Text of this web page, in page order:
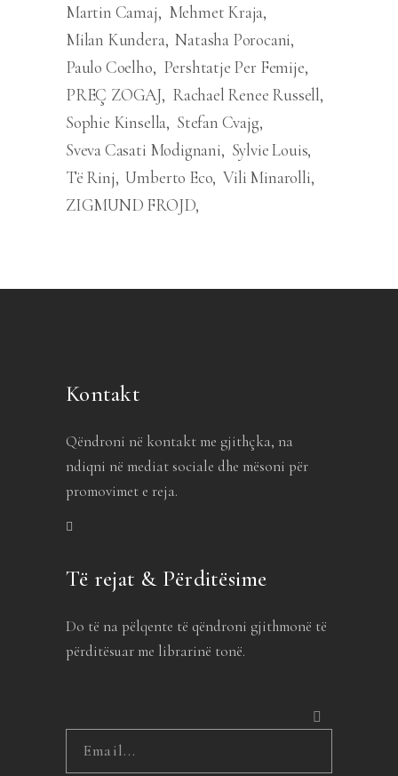
Martin Camaj
Mehmet Kraja
Milan Kundera Natasha Porocani
Paulo Coelho
Pershtatje Per Femije
PREÇ ZOGAJ
Rachael Renee Russell
Sophie Kinsella Stefan Cvajg
Sveva Casati Modignani
Sylvie Louis
Të Rinj Umberto Eco Vili Minarolli
ZIGMUND FROJD
Kontakt
Qëndroni në kontakt me gjithçka, na
ndiqni në mediat sociale dhe mësoni për
promovimet e reja.
Të rejat & Përditësime
Do të na pëlqente të qëndroni gjithmonë të
përditësuar me librarinë tonë.